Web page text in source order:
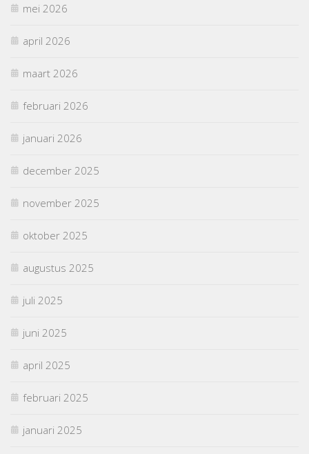
mei 2026
april 2026
maart 2026
februari 2026
januari 2026
december 2025
november 2025
oktober 2025
augustus 2025
juli 2025
juni 2025
april 2025
februari 2025
januari 2025